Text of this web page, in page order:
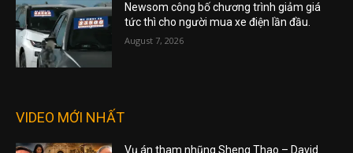
Newsom công bố chương trình giảm giá
tức thì cho người mua xe điện lần đầu.
August 7, 2026
VIDEO MỚI NHẤT
Vụ án tham nhũng Sheng Thao – David